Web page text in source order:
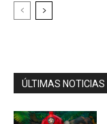
ÚLTIMAS NOTICIAS